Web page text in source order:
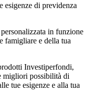
esigenze di previdenza
in funzione
famigliare e della tua
Investiperfondi,
migliori possibilità di
tue esigenze e alla tua